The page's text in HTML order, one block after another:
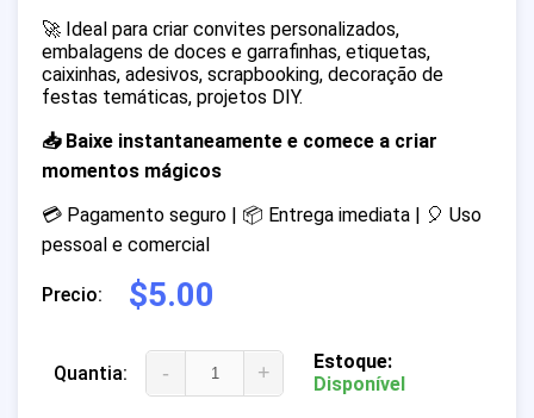
🚀 Ideal para criar convites personalizados,
embalagens de doces e garrafinhas, etiquetas,
caixinhas, adesivos, scrapbooking, decoração de
festas temáticas, projetos DIY.
📥 Baixe instantaneamente e comece a criar
momentos mágicos
💳 Pagamento seguro | 📦 Entrega imediata | 🎈 Uso
pessoal e comercial
Precio: $5.00
Quantia: - +
Estoque:
Disponível